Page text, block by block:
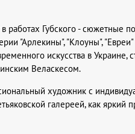
работах Губского - сюжетные
"Арлекины", "Клоуны",
искусства в
Веласкесом.
художник с
галереей, как яркий